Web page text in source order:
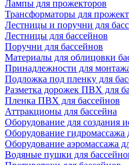
Лампы для прожекторов
Трансформаторы для
Лестницы и поручни для
Лестницы для бассейнов
Поручни для бассейнов
Материалы для облицовки
Принадлежности для
Подложка под пленку для
Разметка дорожек ПВХ для
Пленка ПВХ для бассейнов
Аттракционы для бассейна
Оборудование для создания
Оборудование гидромассажа
Оборудование аэромассажа
Водяные пушки для